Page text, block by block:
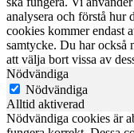
analysera och förstå hur
cookies kommer endast
samtycke. Du har också
att välja bort vissa av
Nödvändiga
Nödvändiga
Alltid aktiverad
Nödvändiga cookies är